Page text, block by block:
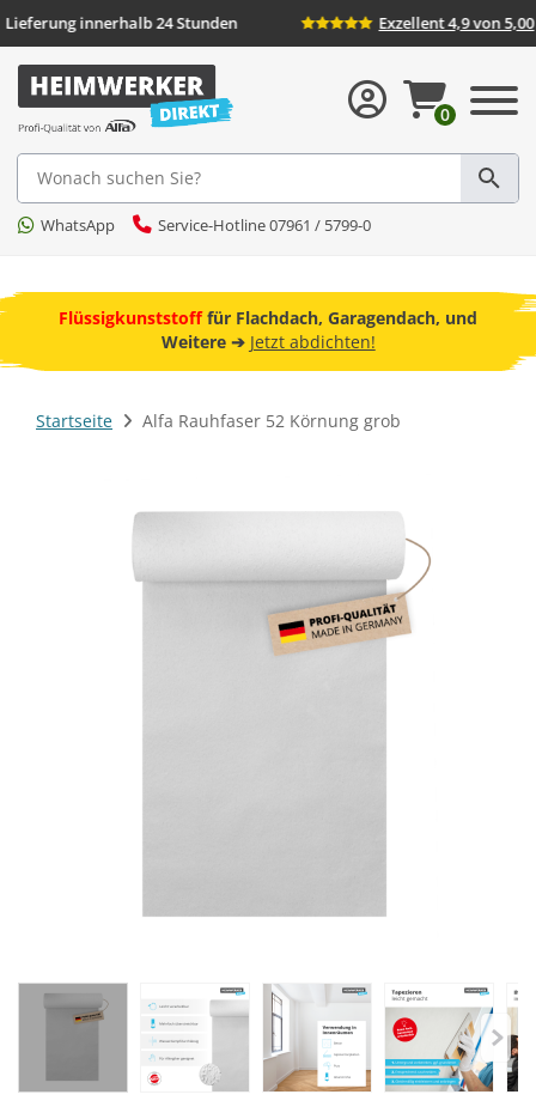
Lieferung innerhalb 24 Stunden Exzellent
Suche
WhatsApp Service-Hotline 07961 / 5799-0
0
Flüssigkunststofffür Flachdach, Garagendach, und
Weitere ➔ Jetzt abdichten!
Startseite Alfa Rauhfaser 52 Körnung grob